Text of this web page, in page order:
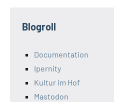
Blogroll
Documentation
Ipernity
Kultur im Hof
Mastodon